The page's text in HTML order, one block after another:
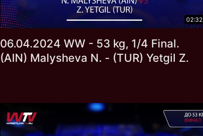
02:32
06.04.2024 WW - 53 kg, 1/4 Final.
(AIN) Malysheva N. - (TUR) Yetgil Z.